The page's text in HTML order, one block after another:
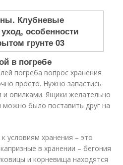
в погребе
погреба вопрос хранения
просто. Нужно запастись
опилками. Ящики желательно
было поставить друг на
условиям хранения – это
в хранении – бегония
и корневища находятся